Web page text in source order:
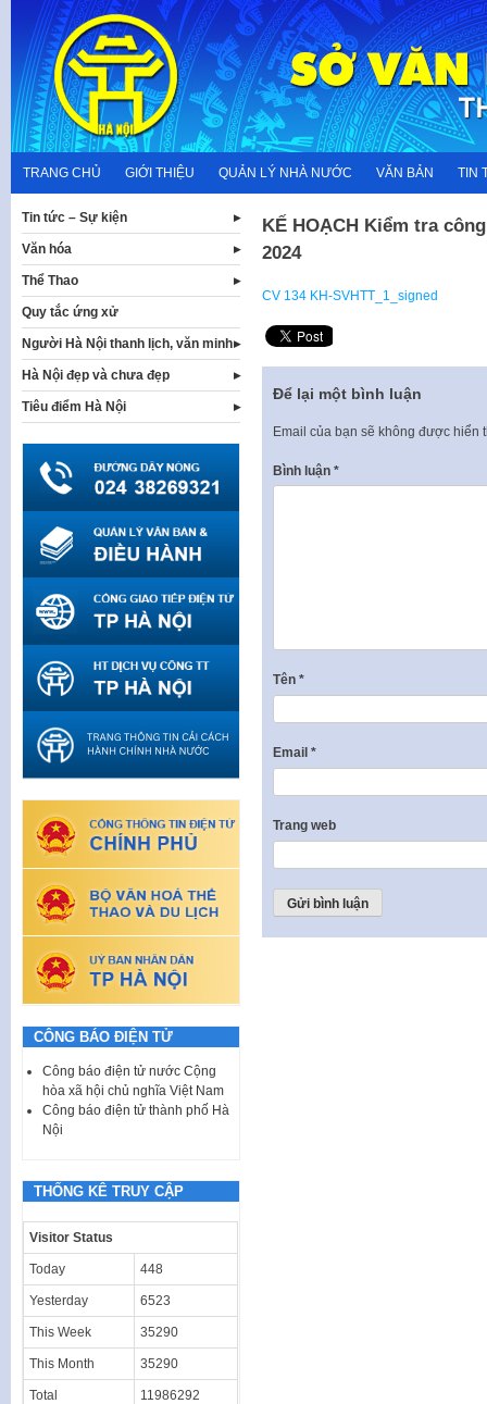
content
TRANG CHỦ GIỚI THIỆU QUẢN LÝ NHÀ NƯỚC VĂN BẢN TIN
KẾ HOẠCH Kiểm tra
2024
CV 134 KH-SVHTT_1_signed
Để lại một bình luận
Email của bạn sẽ không được hiển
Bình luận *
Tên *
Email *
Trang web
Tin tức – Sự kiện
Văn hóa
Thể Thao
Quy tắc ứng xử
Người Hà Nội thanh lịch, văn minh
Hà Nội đẹp và chưa đẹp
Tiêu điểm Hà Nội
CÔNG BÁO ĐIỆN TỬ
Công báo điện tử nước Cộng
hòa xã hội chủ nghĩa Việt Nam
Công báo điện tử thành phố Hà
Nội
THỐNG KÊ TRUY CẬP
Visitor Status
Today 448
Yesterday 6523
This Week 35290
This Month 35290
Total 11986292